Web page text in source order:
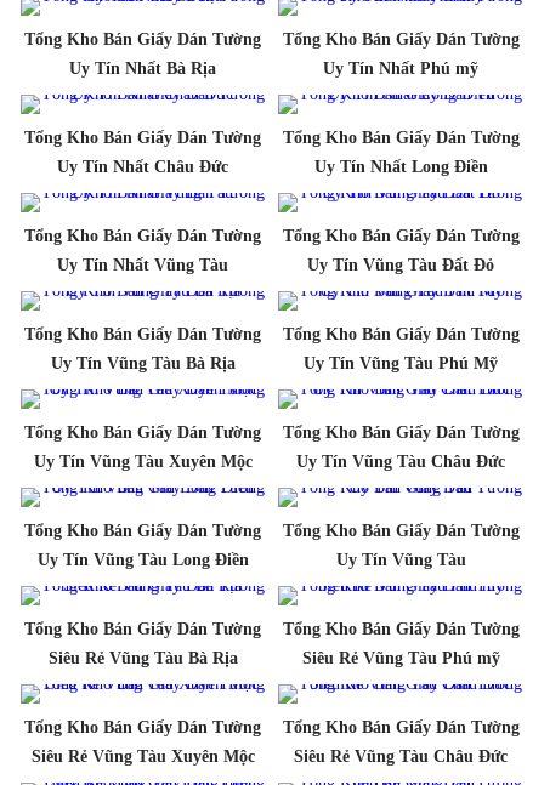
Tổng Kho Bán Giấy Dán Tường
Uy Tín Nhất Bà Rịa
Tổng Kho Bán Giấy Dán Tường
Uy Tín Nhất Phú mỹ
Tổng Kho Bán Giấy Dán Tường
Uy Tín Nhất Châu Đức
Tổng Kho Bán Giấy Dán Tường
Uy Tín Nhất Long Điền
Tổng Kho Bán Giấy Dán Tường
Uy Tín Nhất Vũng Tàu
Tổng Kho Bán Giấy Dán Tường
Uy Tín Vũng Tàu Đất Đỏ
Tổng Kho Bán Giấy Dán Tường
Uy Tín Vũng Tàu Bà Rịa
Tổng Kho Bán Giấy Dán Tường
Uy Tín Vũng Tàu Phú Mỹ
Tổng Kho Bán Giấy Dán Tường
Uy Tín Vũng Tàu Xuyên Mộc
Tổng Kho Bán Giấy Dán Tường
Uy Tín Vũng Tàu Châu Đức
Tổng Kho Bán Giấy Dán Tường
Uy Tín Vũng Tàu Long Điền
Tổng Kho Bán Giấy Dán Tường
Uy Tín Vũng Tàu
Tổng Kho Bán Giấy Dán Tường
Siêu Rẻ Vũng Tàu Bà Rịa
Tổng Kho Bán Giấy Dán Tường
Siêu Rẻ Vũng Tàu Phú mỹ
Tổng Kho Bán Giấy Dán Tường
Siêu Rẻ Vũng Tàu Xuyên Mộc
Tổng Kho Bán Giấy Dán Tường
Siêu Rẻ Vũng Tàu Châu Đức